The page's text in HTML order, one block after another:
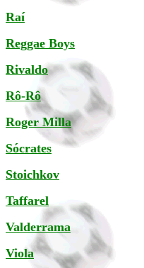
Raí
Reggae Boys
Rivaldo
Rô-Rô
Roger Milla
Sócrates
Stoichkov
Taffarel
Valderrama
Viola